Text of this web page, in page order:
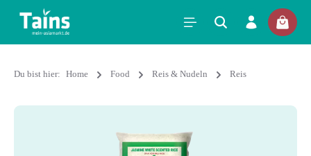
Du bist hier: Home Food Reis & Nudeln Reis